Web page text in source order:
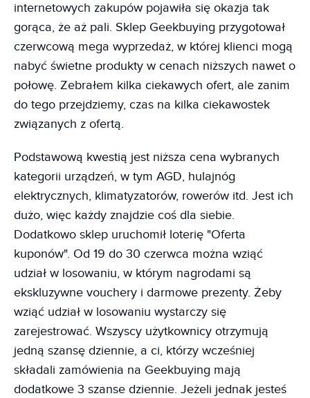
internetowych zakupów pojawiła się okazja tak
gorąca, że aż pali. Sklep Geekbuying przygotował
czerwcową mega wyprzedaż, w której klienci mogą
nabyć świetne produkty w cenach niższych nawet o
połowę. Zebrałem kilka ciekawych ofert, ale zanim
do tego przejdziemy, czas na kilka ciekawostek
związanych z ofertą.
Podstawową kwestią jest niższa cena wybranych
kategorii urządzeń, w tym AGD, hulajnóg
elektrycznych, klimatyzatorów, rowerów itd. Jest ich
dużo, więc każdy znajdzie coś dla siebie.
Dodatkowo sklep uruchomił loterię "Oferta
kuponów". Od 19 do 30 czerwca można wziąć
udział w losowaniu, w którym nagrodami są
ekskluzywne vouchery i darmowe prezenty. Żeby
wziąć udział w losowaniu wystarczy się
zarejestrować. Wszyscy użytkownicy otrzymują
jedną szansę dziennie, a ci, którzy wcześniej
składali zamówienia na Geekbuying mają
dodatkowe 3 szanse dziennie. Jeżeli jednak jesteś